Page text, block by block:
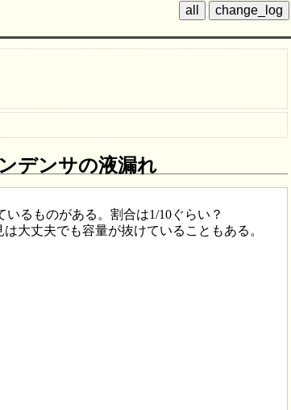
デンサの液漏れ
るものがある。割合は1/10ぐらい？
大丈夫でも容量が抜けていることもある。